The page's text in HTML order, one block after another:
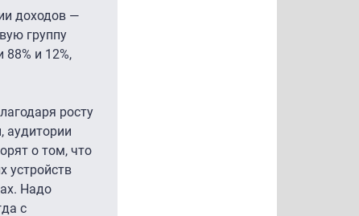
доходов —
группу
и 12%,
росту
аудитории
о том, что
устройств
Надо
с